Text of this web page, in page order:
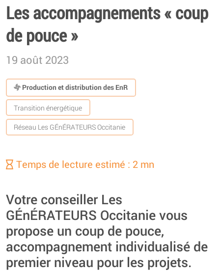
Les accompagnements « coup
de pouce »
19 août 2023
Production et distribution des EnR
Transition énergétique
Réseau Les GÉnÉRATEURS Occitanie
Temps de lecture estimé : 2 mn
Votre conseiller Les
GÉnÉRATEURS Occitanie vous
propose un coup de pouce,
accompagnement individualisé de
premier niveau pour les projets.